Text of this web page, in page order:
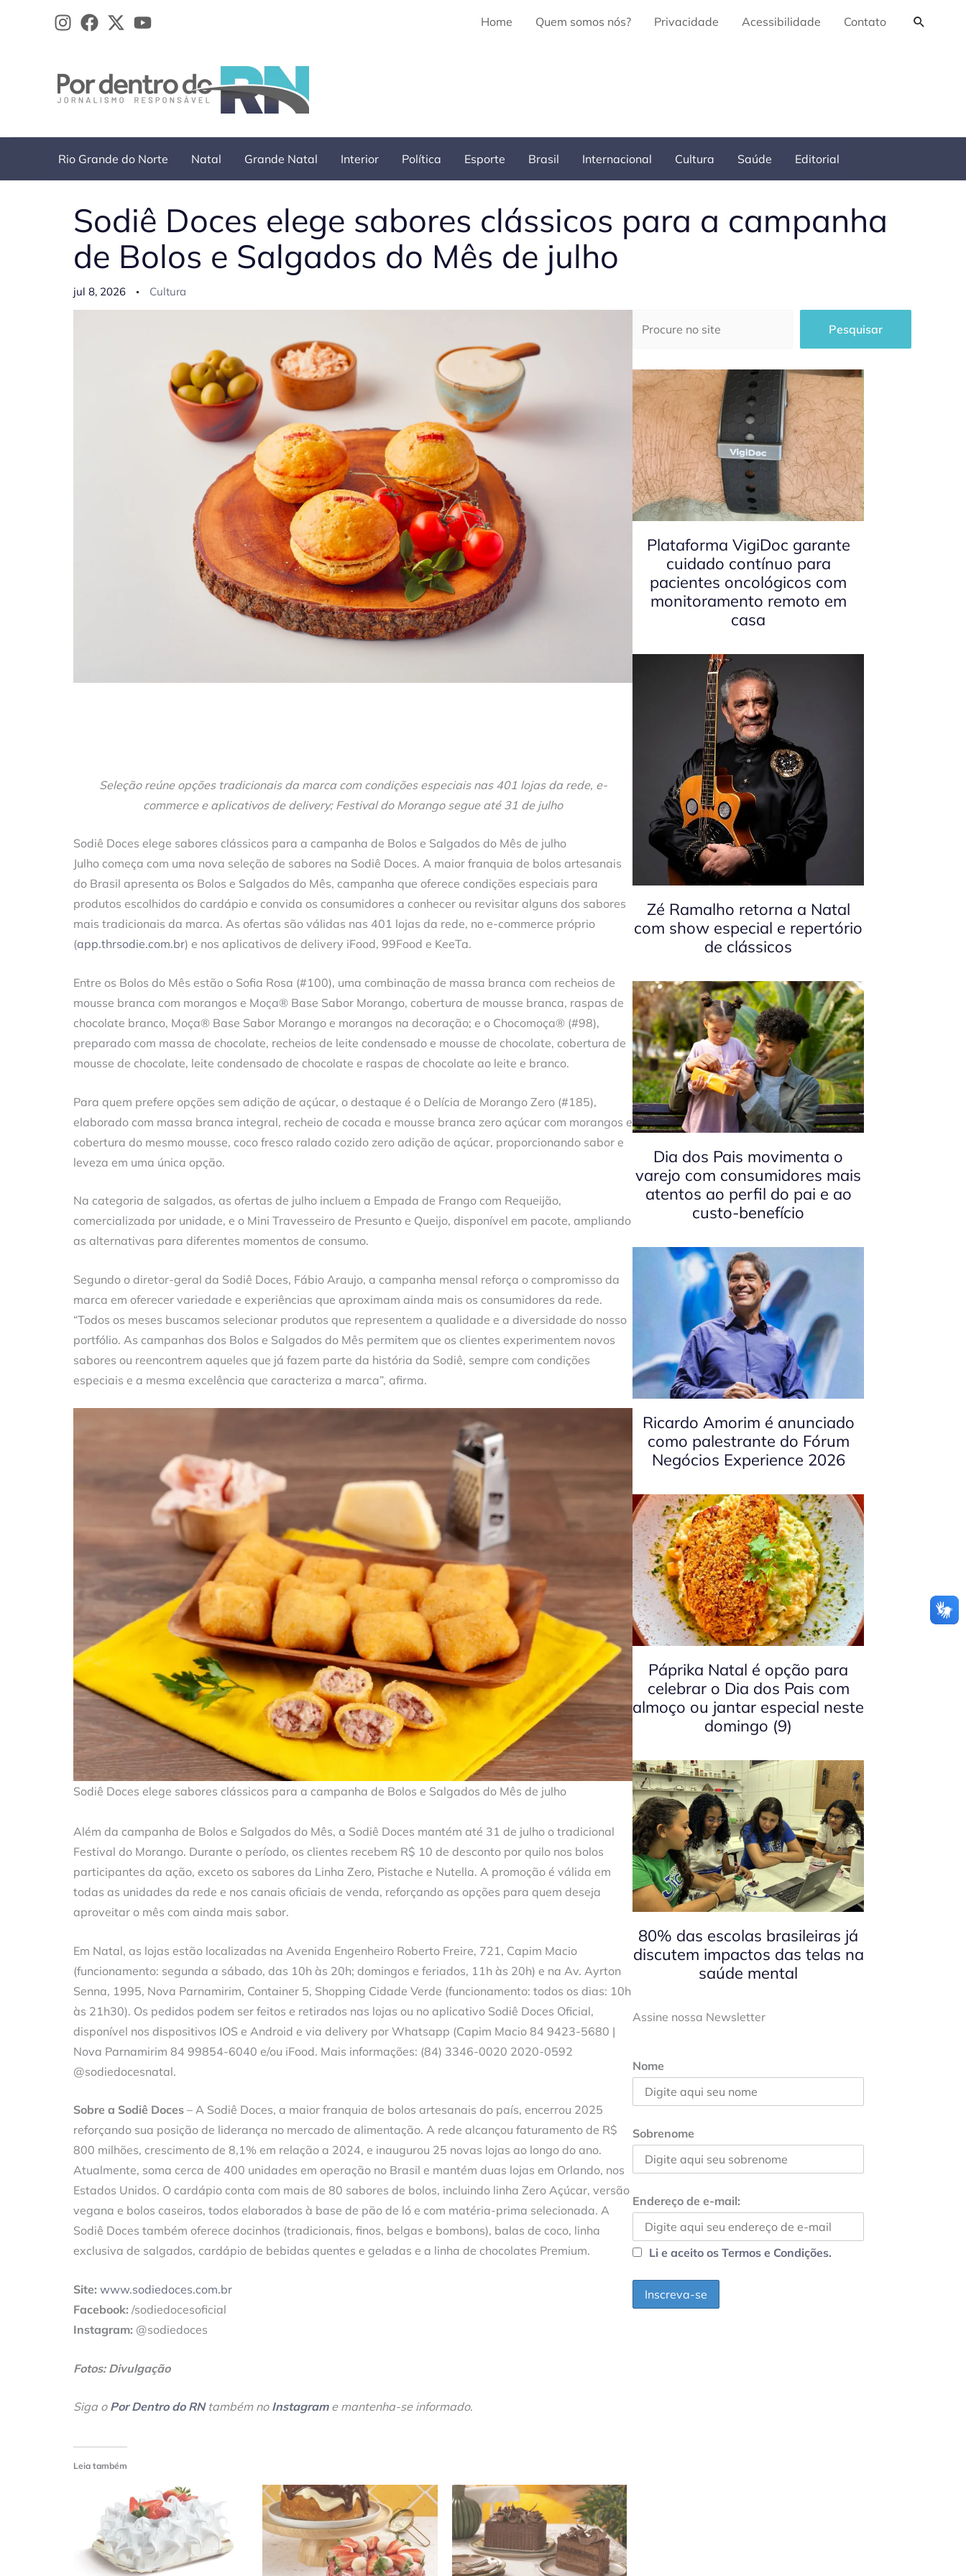
Home Quem somos nós? Privacidade Acessibilidade Contato
Rio Grande do Norte Natal Grande Natal Interior Política Esporte Brasil Internacional Cultura Saúde Editorial
Sodiê Doces elege sabores clássicos para a campanha
de Bolos e Salgados do Mês de julho
jul 8, 2026 Cultura
Seleção reúne opções tradicionais da marca com condições especiais nas 401 lojas da rede, e-
commerce e aplicativos de delivery; Festival do Morango segue até 31 de julho
Sodiê Doces elege sabores clássicos para a campanha de Bolos e Salgados do Mês de julho
Julho começa com uma nova seleção de sabores na Sodiê Doces. A maior franquia de bolos artesanais
do Brasil apresenta os Bolos e Salgados do Mês, campanha que oferece condições especiais para
produtos escolhidos do cardápio e convida os consumidores a conhecer ou revisitar alguns dos sabores
mais tradicionais da marca. As ofertas são válidas nas 401 lojas da rede, no e-commerce próprio
(app.thrsodie.com.br) e nos aplicativos de delivery iFood, 99Food e KeeTa.
Entre os Bolos do Mês estão o Sofia Rosa (#100), uma combinação de massa branca com recheios de
mousse branca com morangos e Moça® Base Sabor Morango, cobertura de mousse branca, raspas de
chocolate branco, Moça® Base Sabor Morango e morangos na decoração; e o Chocomoça® (#98),
preparado com massa de chocolate, recheios de leite condensado e mousse de chocolate, cobertura de
mousse de chocolate, leite condensado de chocolate e raspas de chocolate ao leite e branco.
Para quem prefere opções sem adição de açúcar, o destaque é o Delícia de Morango Zero (#185),
elaborado com massa branca integral, recheio de cocada e mousse branca zero açúcar com morangos e
cobertura do mesmo mousse, coco fresco ralado cozido zero adição de açúcar, proporcionando sabor e
leveza em uma única opção.
Na categoria de salgados, as ofertas de julho incluem a Empada de Frango com Requeijão,
comercializada por unidade, e o Mini Travesseiro de Presunto e Queijo, disponível em pacote, ampliando
as alternativas para diferentes momentos de consumo.
Segundo o diretor-geral da Sodiê Doces, Fábio Araujo, a campanha mensal reforça o compromisso da
marca em oferecer variedade e experiências que aproximam ainda mais os consumidores da rede.
“Todos os meses buscamos selecionar produtos que representem a qualidade e a diversidade do nosso
portfólio. As campanhas dos Bolos e Salgados do Mês permitem que os clientes experimentem novos
sabores ou reencontrem aqueles que já fazem parte da história da Sodiê, sempre com condições
especiais e a mesma excelência que caracteriza a marca”, afirma.
Sodiê Doces elege sabores clássicos para a campanha de Bolos e Salgados do Mês de julho
Além da campanha de Bolos e Salgados do Mês, a Sodiê Doces mantém até 31 de julho o tradicional
Festival do Morango. Durante o período, os clientes recebem R$ 10 de desconto por quilo nos bolos
participantes da ação, exceto os sabores da Linha Zero, Pistache e Nutella. A promoção é válida em
todas as unidades da rede e nos canais oficiais de venda, reforçando as opções para quem deseja
aproveitar o mês com ainda mais sabor.
Em Natal, as lojas estão localizadas na Avenida Engenheiro Roberto Freire, 721, Capim Macio
(funcionamento: segunda a sábado, das 10h às 20h; domingos e feriados, 11h às 20h) e na Av. Ayrton
Senna, 1995, Nova Parnamirim, Container 5, Shopping Cidade Verde (funcionamento: todos os dias: 10h
às 21h30). Os pedidos podem ser feitos e retirados nas lojas ou no aplicativo Sodiê Doces Oficial,
disponível nos dispositivos IOS e Android e via delivery por Whatsapp (Capim Macio 84 9423-5680 |
Nova Parnamirim 84 99854-6040 e/ou iFood. Mais informações: (84) 3346-0020 2020-0592
@sodiedocesnatal.
Sobre a Sodiê Doces – A Sodiê Doces, a maior franquia de bolos artesanais do país, encerrou 2025
reforçando sua posição de liderança no mercado de alimentação. A rede alcançou faturamento de R$
800 milhões, crescimento de 8,1% em relação a 2024, e inaugurou 25 novas lojas ao longo do ano.
Atualmente, soma cerca de 400 unidades em operação no Brasil e mantém duas lojas em Orlando, nos
Estados Unidos. O cardápio conta com mais de 80 sabores de bolos, incluindo linha Zero Açúcar, versão
vegana e bolos caseiros, todos elaborados à base de pão de ló e com matéria-prima selecionada. A
Sodiê Doces também oferece docinhos (tradicionais, finos, belgas e bombons), balas de coco, linha
exclusiva de salgados, cardápio de bebidas quentes e geladas e a linha de chocolates Premium.
Site: www.sodiedoces.com.br
Facebook: /sodiedocesoficial
Instagram: @sodiedoces
Fotos: Divulgação
Siga o Por Dentro do RNtambém no Instagrame mantenha-se informado.
Leia também
Pesquisar
Plataforma VigiDoc garante
cuidado contínuo para
pacientes oncológicos com
monitoramento remoto em
casa
Zé Ramalho retorna a Natal
com show especial e repertório
de clássicos
Dia dos Pais movimenta o
varejo com consumidores mais
atentos ao perfil do pai e ao
custo-benefício
Ricardo Amorim é anunciado
como palestrante do Fórum
Negócios Experience 2026
Páprika Natal é opção para
celebrar o Dia dos Pais com
almoço ou jantar especial neste
domingo (9)
80% das escolas brasileiras já
discutem impactos das telas na
saúde mental
Assine nossa Newsletter
Nome
Sobrenome
Endereço de e-mail:
Li e aceito os Termos e Condições.